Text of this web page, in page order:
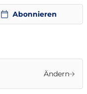
Abonnieren
Ändern